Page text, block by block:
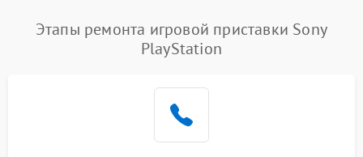
Этапы ремонта игровой приставки Sony
PlayStation